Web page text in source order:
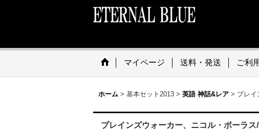
マイページ 送料・発送 ご利
ホーム > 基本セット2013 > 英語 神話&レア > プレイ
プレインズウォーカー、ニコル・ボーラ